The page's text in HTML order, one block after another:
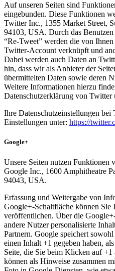
Auf unseren Seiten sind
eingebunden. Diese Funktionen
Twitter Inc., 1355 Market Street,
94103, USA. Durch das
“Re-Tweet” werden die von
Twitter-Account verknüpft und
Dabei werden auch Daten an
hin, dass wir als Anbieter der
übermittelten Daten sowie deren
Weitere Informationen hierzu
Datenschutzerklärung von
Ihre Datenschutzeinstellungen
Einstellungen unter: https://
Google+
Unsere Seiten nutzen Funktionen
Google Inc., 1600 Amphitheatre
94043, USA.
Erfassung und Weitergabe von
Google+-Schaltfläche können
veröffentlichen. Über die
andere Nutzer personalisierte
Partnern. Google speichert
einen Inhalt +1 gegeben haben,
Seite, die Sie beim Klicken auf +1
können als Hinweise zusammen